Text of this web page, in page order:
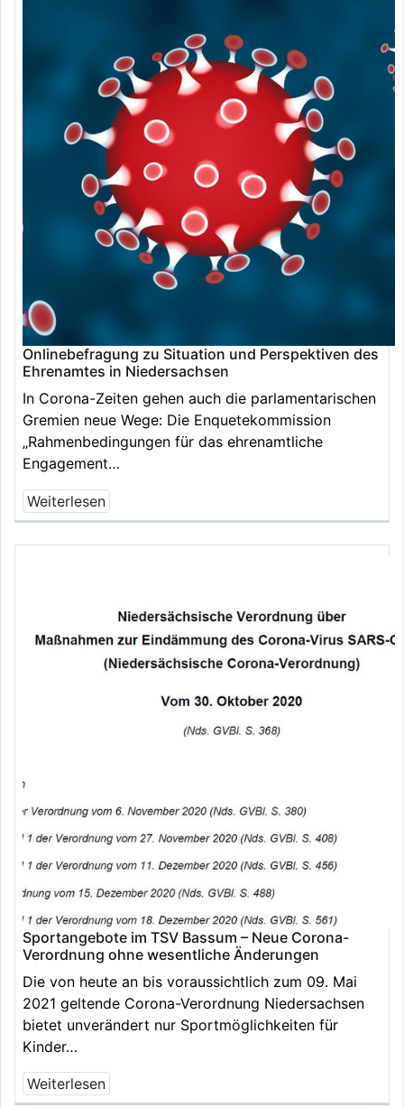
Onlinebefragung zu Situation und Perspektiven des
Ehrenamtes in Niedersachsen
In Corona-Zeiten gehen auch die parlamentarischen
Gremien neue Wege: Die Enquetekommission
„Rahmenbedingungen für das ehrenamtliche
Engagement…
Weiterlesen
Sportangebote im TSV Bassum – Neue Corona-
Verordnung ohne wesentliche Änderungen
Die von heute an bis voraussichtlich zum 09. Mai
2021 geltende Corona-Verordnung Niedersachsen
bietet unverändert nur Sportmöglichkeiten für
Kinder…
Weiterlesen